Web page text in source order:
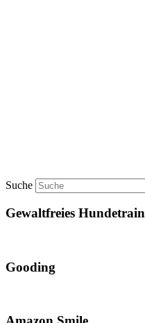
Suche
Gewaltfreies
Gooding